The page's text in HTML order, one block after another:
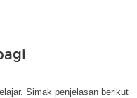
Simak penjelasan berikut